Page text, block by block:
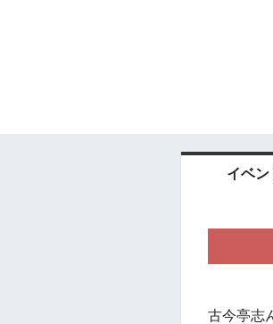
イベン
古今亭志